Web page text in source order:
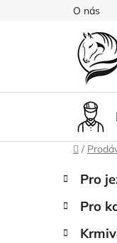
O nás
Domů
/
P
s
t
Přeskočit
kategorie
K
a
g
Pro
Pro